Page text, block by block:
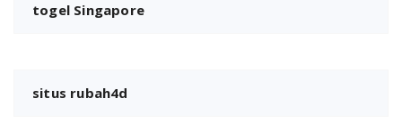
togel Singapore
situs rubah4d